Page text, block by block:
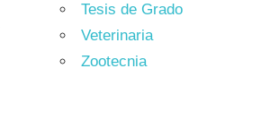
Tesis de Grado
Veterinaria
Zootecnia